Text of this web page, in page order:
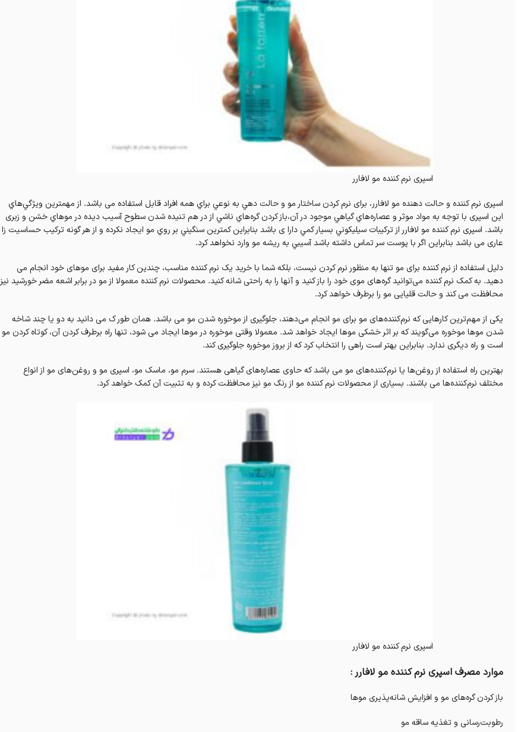
اسپری نرم کننده مو لافارر
اسپری نرم کننده و حالت دهنده مو لافارر، برای نرم كردن ساختار مو و حالت دهي به نوعي براي همه افراد قابل استفاده می باشد. از مهمترين ويژگي‌هاي
اين اسپری با توجه به مواد موثر و عصاره‌هاي گياهي موجود در آن،‌باز كردن گره‌هاي ناشي از در هم تنيده شدن سطوح آسيب ديده در مو‌هاي خشن و زبری
باشد.‌ اسپری نرم کننده مو لافارر از تركيبات سيليكوني بسيار كمي دارا ی باشد بنابراین كمترين سنگيني بر روي مو ايجاد نکرده و از هر گونه تركيب حساسيت زا
عاری می باشد بنابراین اگر با پوست سر تماس داشته باشد آسيبي به ريشه مو وارد نخواهد کرد.
دلیل استفاده از نرم کننده برای مو تنها به منظور نرم کردن نیست، بلکه شما با خرید یک نرم کننده مناسب، چندین کار مفید برای موهای خود انجام می
دهید. به کمک نرم کننده می‌توانید گره‌های موی خود را باز کنید و آنها را به راحتی شانه کنید. محصولات نرم کننده معمولا از مو در برابر اشعه مضر خورشید نیز
محافظت ‌می کند و حالت قلیایی مو را برطرف خواهد کرد.
یکی از مهم‌ترین کارهایی که نرم‌کننده‌های مو برای مو انجام می‌دهند، جلوگیری از موخوره شدن مو می باشد. همان طور ک می دانید به دو یا چند شاخه
شدن موها موخوره می‌گویند که بر اثر خشکی موها ایجاد خواهد شد. معمولا وقتی موخوره در موها ایجاد می شود، تنها راه برطرف کردن آن، کوتاه کردن مو
است و راه دیگری ندارد. بنابراین بهتر است راهی را انتخاب کرد که از بروز موخوره جلوگیری کند.
بهترین راه استفاده از روغن‌ها یا نرم‌کننده‌های مو می باشد که حاوی عصاره‌های گیاهی هستند. سرم مو، ماسک مو، اسپری مو و روغن‌های مو از انواع
مختلف نرم‌کننده‌‎ها می باشند. بسیاری از محصولات نرم کننده مو از رنگ مو نیز محافظت کرده و به تثبیت آن کمک خواهد کرد.
اسپری نرم کننده مو لافارر
موارد مصرف اسپری نرم کننده مو لافارر :
باز کردن گره‌های مو و افزایش شانه‌پذیری موها
رطوبت‌رسانی و تغذیه ساقه مو